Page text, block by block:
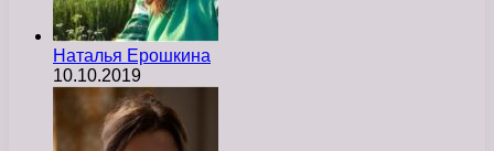
Наталья Ерошкина
10.10.2019